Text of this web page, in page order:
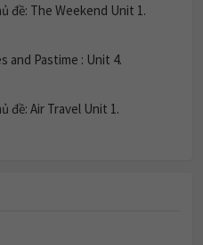
đề: The Weekend Unit 1.
and Pastime : Unit 4.
đề: Air Travel Unit 1.